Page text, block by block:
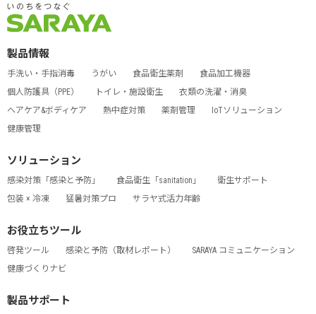
製品情報
手洗い・手指消毒 うがい 食品衛生薬剤
食品加工機器
個人防護具（PPE）
トイレ・施設衛生
衣類の洗濯・消臭
ヘアケア&ボディケア
熱中症対策 薬剤管理
IoTソリューション
健康管理
ソリューション
感染対策「感染と予防」 食品衛生「sanitation」
衛生サポート
包装 × 冷凍
猛暑対策プロ サラヤ式活力年齢
お役立ちツール
啓発ツール 感染と予防（取材レポート）
SARAYA コミュニケーション
健康づくりナビ
製品サポート